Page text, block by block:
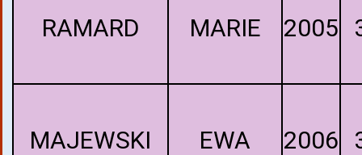
RAMARD MARIE 2005
MAJEWSKI EWA 2006